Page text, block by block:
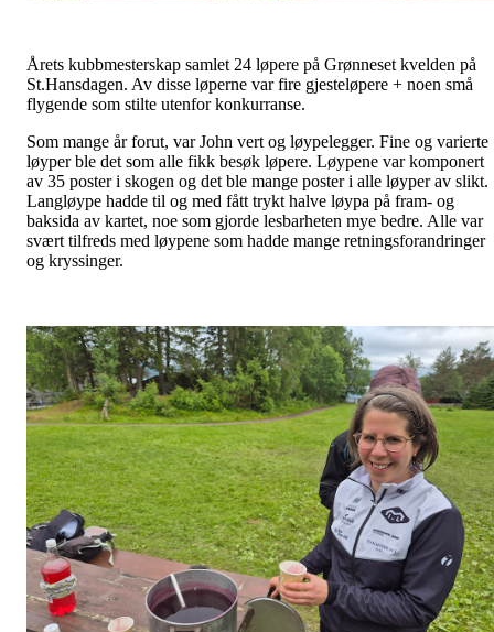
Årets kubbmesterskap samlet 24 løpere på Grønneset kvelden på
St.Hansdagen. Av disse løperne var fire gjesteløpere + noen små
flygende som stilte utenfor konkurranse.
Som mange år forut, var John vert og løypelegger. Fine og varierte
løyper ble det som alle fikk besøk løpere. Løypene var komponert
av 35 poster i skogen og det ble mange poster i alle løyper av slikt.
Langløype hadde til og med fått trykt halve løypa på fram- og
baksida av kartet, noe som gjorde lesbarheten mye bedre. Alle var
svært tilfreds med løypene som hadde mange retningsforandringer
og kryssinger.